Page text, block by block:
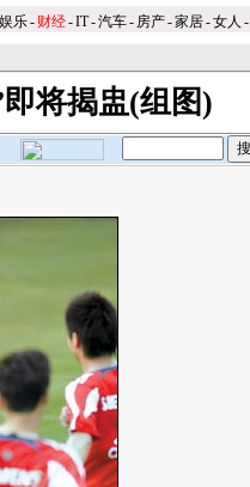
娱乐- 财经-IT-汽车- 房产-家居-女人 -
将揭盅(组图)